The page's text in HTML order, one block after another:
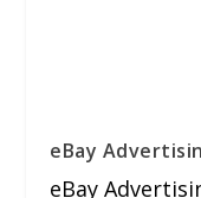
eBay
eBay